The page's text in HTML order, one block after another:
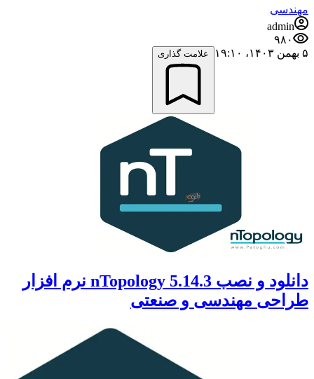
مهندسی
admin
۹۸۰
۵ بهمن ۱۴۰۳،‏ ۱۹:۱۰
علامت گذاری
دانلود و نصب nTopology 5.14.3 نرم افزار
طراحی مهندسی و صنعتی